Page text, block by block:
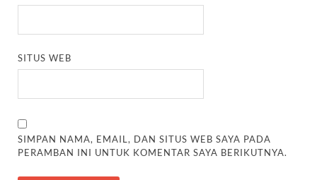
SITUS WEB
SIMPAN NAMA, EMAIL, DAN SITUS WEB SAYA PADA
PERAMBAN INI UNTUK KOMENTAR SAYA BERIKUTNYA.